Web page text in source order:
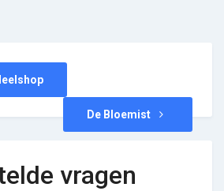
De Bloemist
vragen